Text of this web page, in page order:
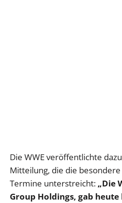
Die WWE veröffentlichte
Mitteilung, die die
Termine unterstreicht: „Die
Group Holdings, gab